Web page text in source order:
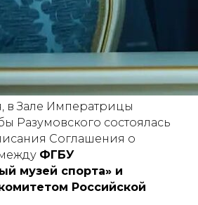
в Зале Императрицы
Разумовского состоялась
Соглашения о
ФГБУ
музей спорта» и
Российской